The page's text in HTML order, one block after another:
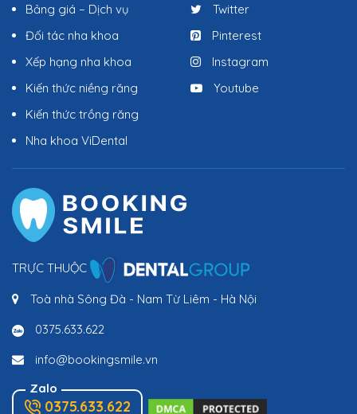
Bảng giá – Dịch vụ
Đối tác nha khoa
Xếp hạng nha khoa
Kiến thức niềng răng
Kiến thức trồng răng
Nha khoa ViDental
Twitter
Pinterest
Instagram
Youtube
TRỰC THUỘC
Toà nhà Sông Đà - Nam Từ Liêm - Hà Nội
0375.633.622
info@bookingsmile.vn
Zalo
0375.633.622